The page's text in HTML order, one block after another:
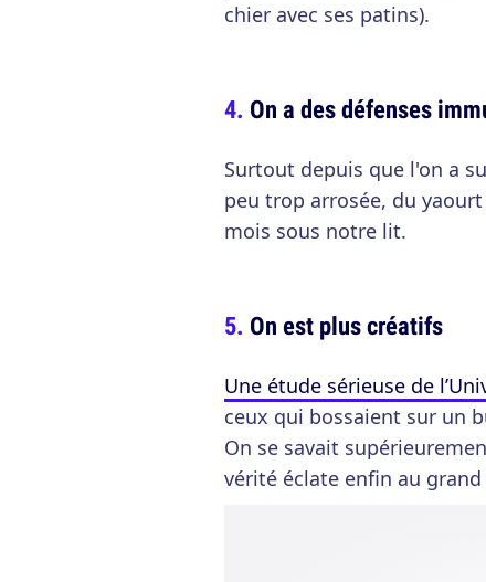
chier avec ses patins).
On a des défenses
Surtout depuis que l'on a
peu trop arrosée, du
mois sous notre lit.
On est plus créatifs
Une étude sérieuse de
ceux qui bossaient sur un
On se savait
vérité éclate enfin au grand